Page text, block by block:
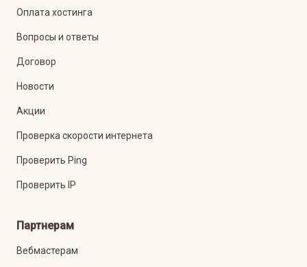
Оплата хостинга
Вопросы и ответы
Договор
Новости
Акции
Проверка скорости интернета
Проверить Ping
Проверить IP
Партнерам
Вебмастерам